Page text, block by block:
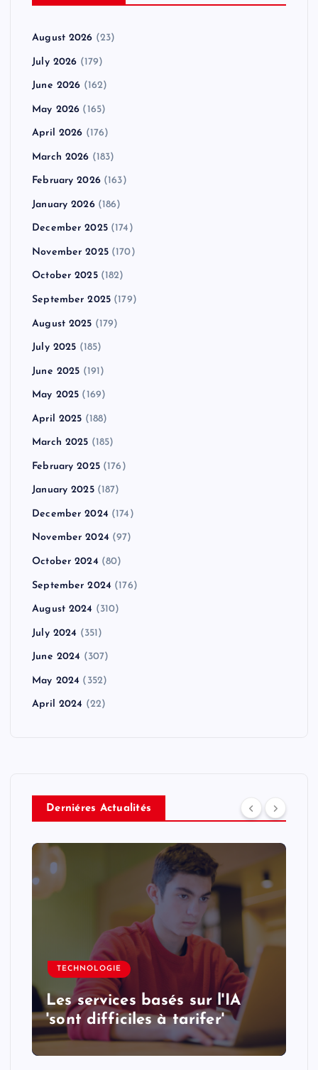
August 2026 (23)
July 2026 (179)
June 2026 (162)
May 2026 (165)
April 2026 (176)
March 2026 (183)
February 2026(163)
January 2026(186)
December 2025(174)
November 2025(170)
October 2025(182)
September 2025 (179)
August 2025 (179)
July 2025 (185)
June 2025 (191)
May 2025 (169)
April 2025 (188)
March 2025 (185)
February 2025(176)
January 2025(187)
December 2024 (174)
November 2024 (97)
October 2024 (80)
September 2024 (176)
August 2024 (310)
July 2024 (351)
June 2024 (307)
May 2024 (352)
April 2024 (22)
Derniéres Actualités
TECHNOLOGIE
Les services basés sur l'IA
'sont difficiles à tarifer'